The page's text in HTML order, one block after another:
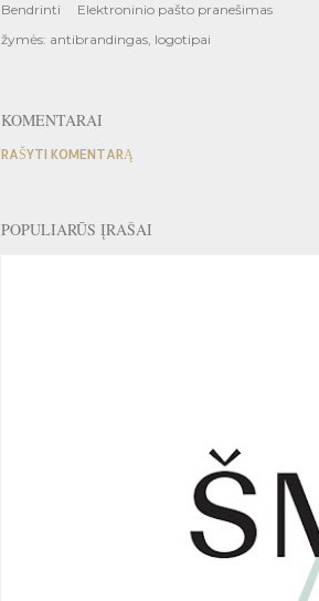
Bendrinti
Elektroninio pašto pranešimas
žymės: antibrandingas logotipai
KOMENTARAI
RAŠYTI KOMENTARĄ
POPULIARŪS ĮRAŠAI